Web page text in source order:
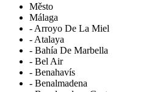
Město
Málaga
- Arroyo De La Miel
- Atalaya
- Bahía De Marbella
- Bel Air
- Benahavís
- Benalmadena